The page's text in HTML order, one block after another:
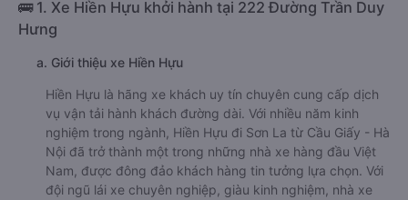
🚌 1. Xe Hiền Hựu khởi hành tại 222 Đường Trần Duy
Hưng
a. Giới thiệu xe Hiền Hựu
Hiền Hựu là hãng xe khách uy tín chuyên cung cấp dịch
vụ vận tải hành khách đường dài. Với nhiều năm kinh
nghiệm trong ngành, Hiền Hựu đi Sơn La từ Cầu Giấy - Hà
Nội đã trở thành một trong những nhà xe hàng đầu Việt
Nam, được đông đảo khách hàng tin tưởng lựa chọn. Với
đội ngũ lái xe chuyên nghiệp, giàu kinh nghiệm, nhà xe